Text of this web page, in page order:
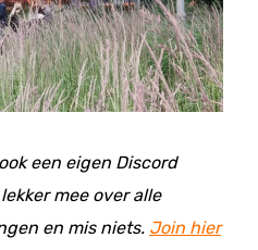
een eigen Discord
mee over alle
en mis niets. Join hier